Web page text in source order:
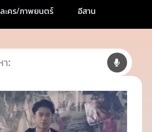
ละคร/ภาพยนตร์ อีสาน